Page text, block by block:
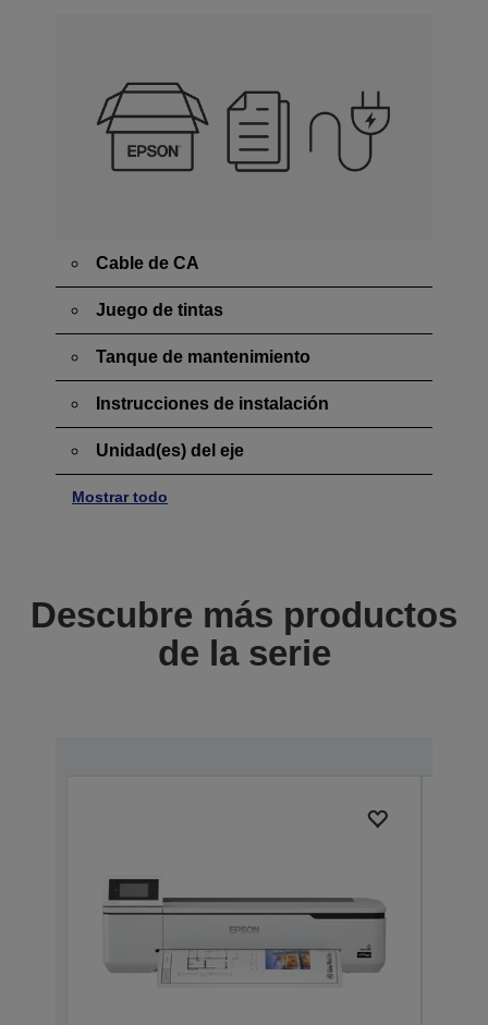
Cable de CA
Juego de tintas
Tanque de mantenimiento
Instrucciones de instalación
Unidad(es) del eje
Mostrar todo
Descubre más productos
de la serie